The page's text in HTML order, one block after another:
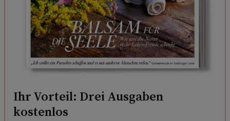
Ihr Vorteil: Drei Ausgaben
kostenlos